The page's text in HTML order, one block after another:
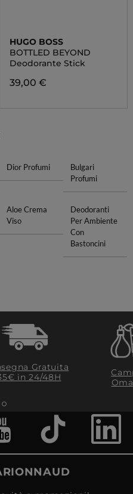
HUGO BOSS
BOTTLED BEYOND
Deodorante Stick
39,00 €
Dior Profumi
Bulgari
Profumi
Aloe Crema
Viso
Deodoranti
Per Ambiente
Con
Bastoncini
Gratuita
in 24/48H